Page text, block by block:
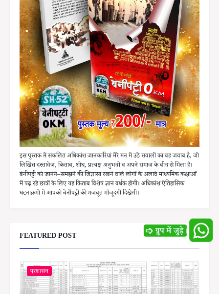
इस पुस्तक में संकलित अधिकांश जानकारियां मेरे मन में उठे सवालों का वह जवाब है, जो
लिखित दस्तावेज, किताब, शोध, प्रत्यक्ष अनुभवों व अपने समाज के बीच से मिला है।
बेनीपट्टी को जानने–समझने की जिज्ञासा रखने वाले लोगों के अलावे माध्यमिक कक्षाओं
में पढ़ रहे छात्रों के लिए यह किताब विशेष ज्ञान वर्धक होगी। अधिकांश ऐतिहासिक
घटनाक्रमों में आपको बेनीपट्टी की मजबूत मौजूदगी दिखेगी।
FEATURED POST
प्रशासन